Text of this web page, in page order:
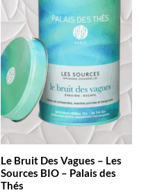
Le Bruit Des Vagues – Les
Sources BIO – Palais des
Thés